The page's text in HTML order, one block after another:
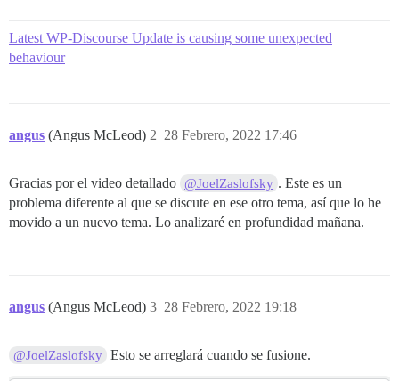
Latest WP-Discourse Update is causing some unexpected
behaviour
angus (Angus McLeod) 28 Febrero, 2022 17:46
2
Gracias por el video detallado @JoelZaslofsky . Este es un
problema diferente al que se discute en ese otro tema, así que lo he
movido a un nuevo tema. Lo analizaré en profundidad mañana.
angus (Angus McLeod) 28 Febrero, 2022 19:18
3
@JoelZaslofsky Esto se arreglará cuando se fusione.